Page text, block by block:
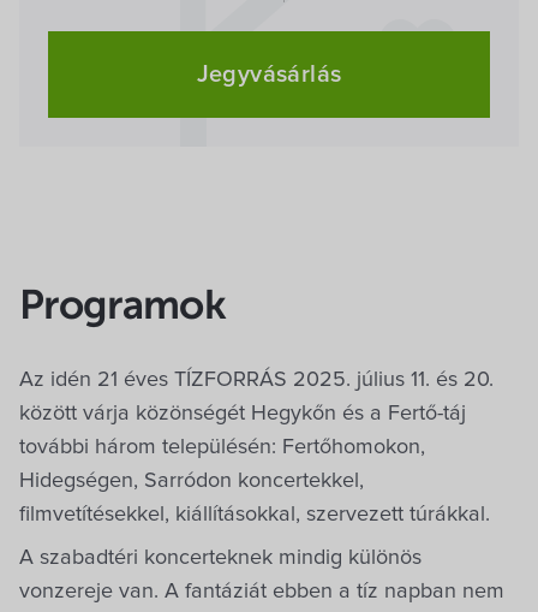
Programok
Az idén 21 éves TÍZFORRÁS 2025. július 11. és 20.
között várja közönségét Hegykőn és a Fertő-táj
további három településén: Fertőhomokon,
Hidegségen, Sarródon koncertekkel,
filmvetítésekkel, kiállításokkal, szervezett túrákkal.
A szabadtéri koncerteknek mindig különös
vonzereje van. A fantáziát ebben a tíz napban nem
Jegyvásárlás